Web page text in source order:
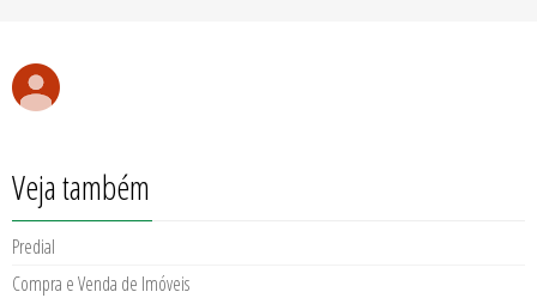
Veja também
Predial
Compra e Venda de Imóveis